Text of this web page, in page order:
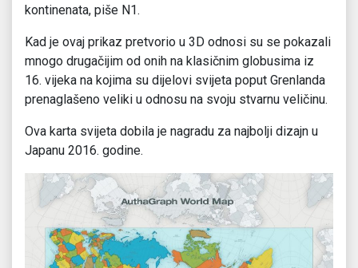
kontinenata, piše N1.
Kad je ovaj prikaz pretvorio u 3D odnosi su se pokazali
mnogo drugačijim od onih na klasičnim globusima iz
16. vijeka na kojima su dijelovi svijeta poput Grenlanda
prenaglašeno veliki u odnosu na svoju stvarnu veličinu.
Ova karta svijeta dobila je nagradu za najbolji dizajn u
Japanu 2016. godine.